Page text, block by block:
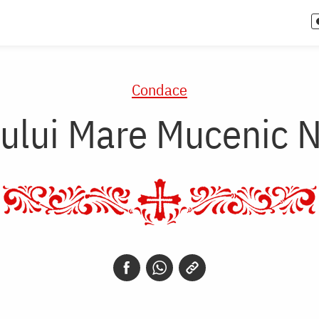
Condace
Mare Mucenic